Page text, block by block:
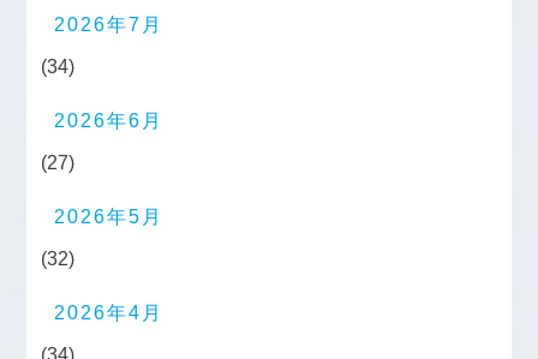
2026年7月
(34)
2026年6月
(27)
2026年5月
(32)
2026年4月
(34)